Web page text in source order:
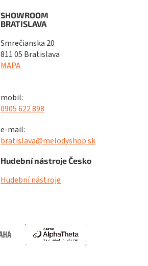
SHOWROOM
BRATISLAVA
Smrečianska 20
811 05 Bratislava
MAPA
mobil:
0905 622 898
e-mail:
bratislava@melodyshop.sk
Hudební nástroje Česko
Hudební nástroje